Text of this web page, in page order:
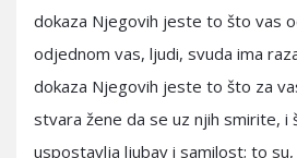
dokaza Njegovih jeste to što vas
odjednom vas, ljudi, svuda ima
dokaza Njegovih jeste to što za
stvara žene da se uz njih smirite, i
uspostavlja ljubav i samilost; to